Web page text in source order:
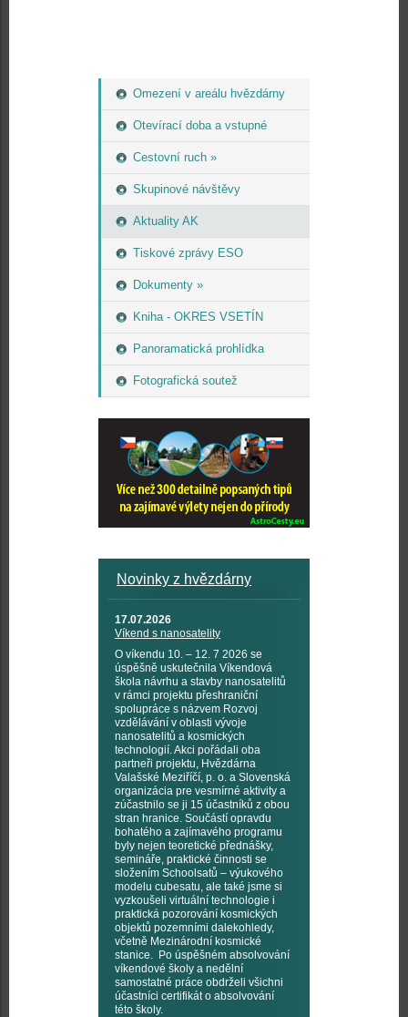
Omezení v areálu hvězdárny
Otevírací doba a vstupné
Cestovní ruch »
Skupinové návštěvy
Aktuality AK
Tiskové zprávy ESO
Dokumenty »
Kniha - OKRES VSETÍN
Panoramatická prohlídka
Fotografická soutež
Novinky z hvězdárny
17.07.2026
Víkend s nanosatelity
O víkendu 10. – 12. 7 2026 se
úspěšně uskutečnila Víkendová
škola návrhu a stavby nanosatelitů
v rámci projektu přeshraniční
spolupráce s názvem Rozvoj
vzdělávání v oblasti vývoje
nanosatelitů a kosmických
technologií. Akci pořádali oba
partneři projektu, Hvězdárna
Valašské Meziříčí, p. o. a Slovenská
organizácia pre vesmírné aktivity a
zúčastnilo se ji 15 účastníků z obou
stran hranice. Součástí opravdu
bohatého a zajímavého programu
byly nejen teoretické přednášky,
semináře, praktické činnosti se
složením Schoolsatů – výukového
modelu cubesatu, ale také jsme si
vyzkoušeli virtuální technologie i
praktická pozorování kosmických
objektů pozemními dalekohledy,
včetně Mezinárodní kosmické
stanice. Po úspěšném absolvování
víkendové školy a nedělní
samostatné práce obdrželi všichni
účastníci certifikát o absolvování
této školy.